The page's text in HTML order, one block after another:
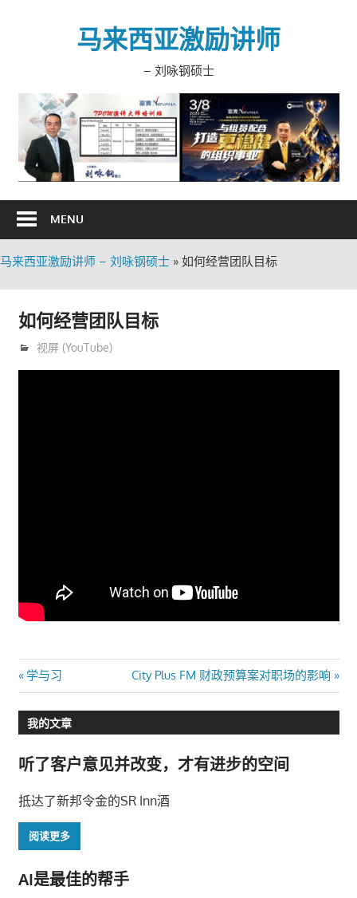
马来西亚激励讲师
– 刘咏钢硕士
MENU
马来西亚激励讲师 – 刘咏钢硕士 » 如何经营团队目标
如何经营团队目标
11月 8, 2019
trainer
视屏 (YouTube)
文
章
导
航
Previous
Post:
学与习
Next
Post:
City Plus FM 财政预算案对职场的影响
我的文章
听了客户意见并改变，才有进步的空间
抵达了新邦令金的SR Inn酒
阅读更多
AI是最佳的帮手